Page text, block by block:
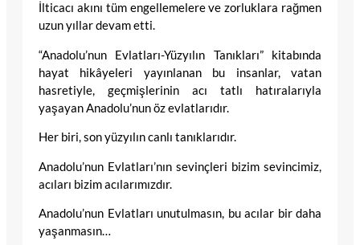
İlticacı akını tüm engellemelere ve zorluklara rağmen
uzun yıllar devam etti.
“Anadolu’nun Evlatları-Yüzyılın Tanıkları” kitabında
hayat hikâyeleri yayınlanan bu insanlar, vatan
hasretiyle, geçmişlerinin acı tatlı hatıralarıyla
yaşayan Anadolu’nun öz evlatlarıdır.
Her biri, son yüzyılın canlı tanıklarıdır.
Anadolu’nun Evlatları’nın sevinçleri bizim sevincimiz,
acıları bizim acılarımızdır.
Anadolu’nun Evlatları unutulmasın, bu acılar bir daha
yaşanmasın…